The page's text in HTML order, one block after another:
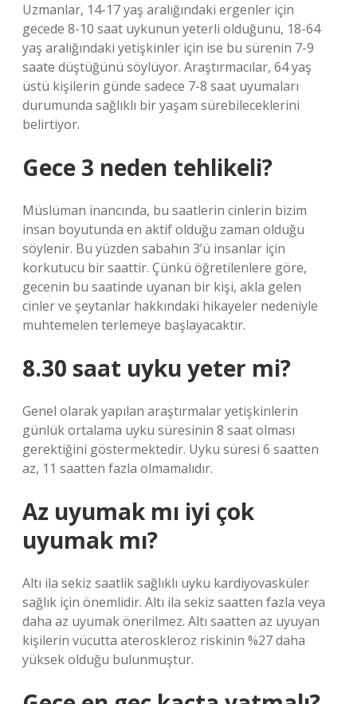
Uzmanlar, 14-17 yaş aralığındaki ergenler için
gecede 8-10 saat uykunun yeterli olduğunu, 18-64
yaş aralığındaki yetişkinler için ise bu sürenin 7-9
saate düştüğünü söylüyor. Araştırmacılar, 64 yaş
üstü kişilerin günde sadece 7-8 saat uyumaları
durumunda sağlıklı bir yaşam sürebileceklerini
belirtiyor.
Gece 3 neden tehlikeli?
Müslüman inancında, bu saatlerin cinlerin bizim
insan boyutunda en aktif olduğu zaman olduğu
söylenir. Bu yüzden sabahın 3’ü insanlar için
korkutucu bir saattir. Çünkü öğretilenlere göre,
gecenin bu saatinde uyanan bir kişi, akla gelen
cinler ve şeytanlar hakkındaki hikayeler nedeniyle
muhtemelen terlemeye başlayacaktır.
8.30 saat uyku yeter mi?
Genel olarak yapılan araştırmalar yetişkinlerin
günlük ortalama uyku süresinin 8 saat olması
gerektiğini göstermektedir. Uyku süresi 6 saatten
az, 11 saatten fazla olmamalıdır.
Az uyumak mı iyi çok
uyumak mı?
Altı ila sekiz saatlik sağlıklı uyku kardiyovasküler
sağlık için önemlidir. Altı ila sekiz saatten fazla veya
daha az uyumak önerilmez. Altı saatten az uyuyan
kişilerin vücutta ateroskleroz riskinin %27 daha
yüksek olduğu bulunmuştur.